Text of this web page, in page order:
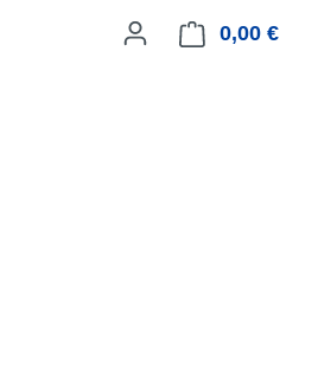
0,00 €